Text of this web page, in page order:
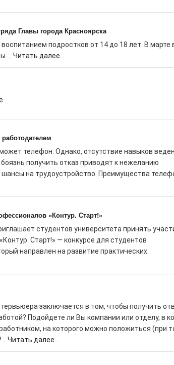
Главы города Красноярска
подростков от 14 до 18 лет. В марте
Читать далее...
телефон. Однако, отсутствие навыков
получить отказ приводят к нежеланию
на трудоустройство. Преимущества
«Контур. Старт!»
студентов университета принять
Старт!» — конкурсе для студентов
направлен на развитие практических
заключается в том, чтобы получить
Подойдете ли Вы компании или отделу, в
на которого можно положиться (при
Читать далее...